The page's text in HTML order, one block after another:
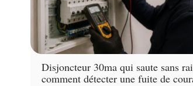
Disjoncteur 30ma qui saute sans
comment détecter une fuite de